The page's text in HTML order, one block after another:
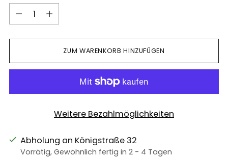
Menge
ZUM WARENKORB HINZUFÜGEN
Weitere Bezahlmöglichkeiten
Abholung an Königstraße 32
Vorrätig, Gewöhnlich fertig in 2 - 4 Tagen